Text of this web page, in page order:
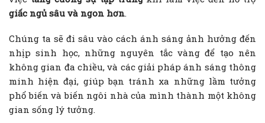
giấc ngủ sâu và ngon hơn.
Chúng ta sẽ đi sâu vào cách ánh sáng ảnh hưởng đến
nhịp sinh học, những nguyên tắc vàng để tạo nên
không gian đa chiều, và các giải pháp ánh sáng thông
minh hiện đại, giúp bạn tránh xa những lầm tưởng
phổ biến và biến ngôi nhà của mình thành một không
gian sống lý tưởng.